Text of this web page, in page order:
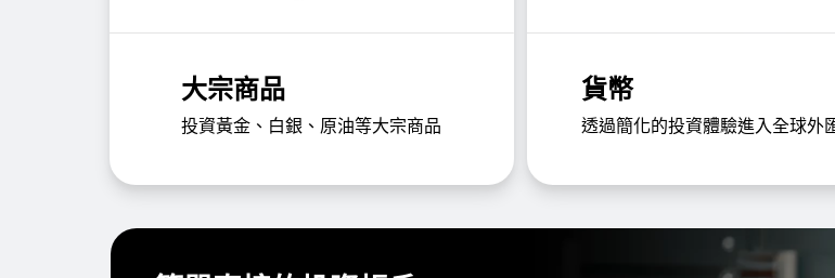
大宗商品
投資黃金、白銀、原油等大宗商品
貨幣
透過簡化的投資體驗進入全球外